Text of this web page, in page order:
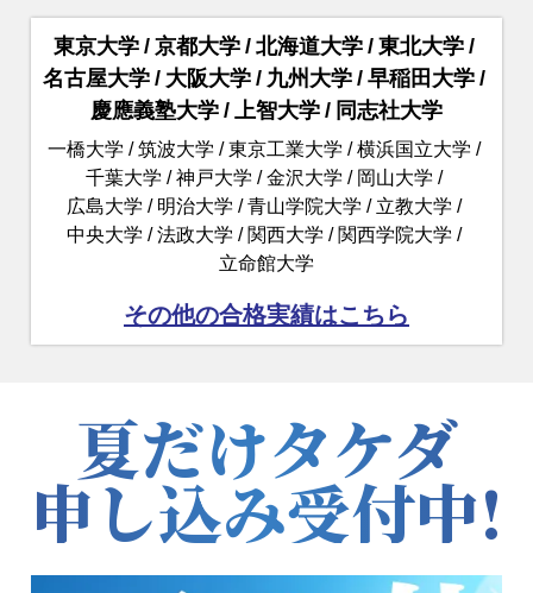
東京大学 京都大学 北海道大学
東北大学
名古屋大学
大阪大学 九州大学
早稲田大学
慶應義塾大学
上智大学 同志社大学
一橋大学 筑波大学 東京工業大学
横浜国立大学
千葉大学
神戸大学 金沢大学
岡山大学
広島大学
明治大学 青山学院大学
立教大学
中央大学
法政大学 関西大学
関西学院大学
立命館大学
その他の合格実績はこちら
夏だけタケダ
申し込み受付中!